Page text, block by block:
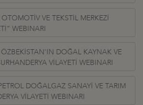
VE TEKSTİL MERKEZİ
WEBINARI
ÖZBEKİSTAN'IN DOĞAL KAYNAK VE
VİLAYETİ WEBINARI
DOĞALGAZ SANAYİ VE TARIM
VİLAYETİ WEBINARI